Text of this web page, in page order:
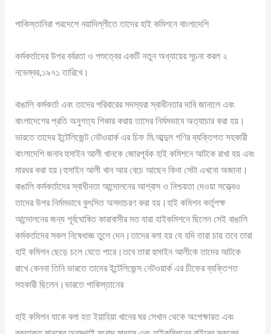
পাকিস্তানিরা পরদেশে নয়াদিল্লীতে তাদের হাই কমিশনে বাংলাদেশি
কর্মকর্তাদের উপর বর্বরতা ও পশুত্বের একটি নতুন অধ্যায়ের সূচনা করল ২
নভেম্বর,১৯৭১ তারিখে।
বাঙালি কর্মকর্তা এবং তাদের পরিবারের সদস্যরা স্বাধীনতার দাবি জানালে এবং
বাংলাদেশের প্রতি অনুগত্য শিকার করায় তাদের নির্মমভাবে অত্যাচার করা হয়।
ভারতে তাদের ইন্টেলিজেন্ট নেটওয়ার্ক এর চিফ মি.আব্দুল গণির ব্যক্তিগত সহকারী
বাংলাদেশি জনাব হুসাইন আলী খানকে জোরপূর্বক হাই কমিশনে আটকে রাখা হয় এবং
মারধর করা হয়।হুসাইন আলী খান আর বেচে আছেন কিনা সেটা এখনো অজানা।
বাঙালি কর্মকর্তাদের স্বাধীনতা আন্দোলনের আশ্বাস ও নিশ্চয়তা দেওয়া সত্ত্বেও
তাদের উপর নির্মমভাবে কুৎসিত অসদাচরণ করা হয়।হাই কমিশন কর্তৃপক্ষ
আন্দোলনের জন্য পূর্বঘোষিত কারাবাসীর মত যারা হাইকমিশনে ছিলেন সেই বাঙালি
কর্মকর্তাদের সকল নিষেধাজ্ঞ তুলে দেন।তাদের বলা হয় যে যদি তারা চায় তবে তারা
হাই কমিশন ছেড়ে চলে যেতে পারে।তবে তারা হুসাইন আলীকে তাদের আটকে
রাখে কেননা তিনি ভারতে তাদের ইন্টেলিজেন্স নেটওয়ার্ক এর চীফের ব্যক্তিগত
সহকারী ছিলেন।ভারতে পাকিস্তানের
হাই কমিশন যাকে বলা হত ইয়াহিয়া খানের ঘর সেখান থেকে অপেক্ষারত এবং